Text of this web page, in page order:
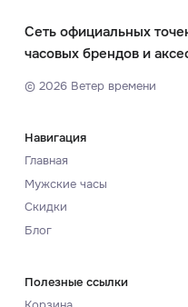
Сеть официальных
часовых брендов и
© 2026Ветер времени
Навигация
Главная
Мужские часы
Скидки
Блог
Полезные ссылки